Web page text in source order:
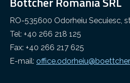
RO-535600 Odorheiu Secuiesc,
Tel: +40 266 218 125
Fax: +40 266 217 625
E-mail: